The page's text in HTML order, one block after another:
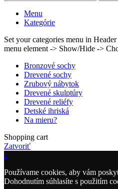
Menu
Kategórie
Set your categories menu in
menu element -> Show/Hide ->
Bronzové sochy
Drevené sochy
Zrubový nábytok
Drevené skulptúry
Drevené reliéfy
Detské ihriská
Na mieru?
Shopping cart
Zatvoriť
x
Používame cookies, aby vám
Dohodnutím súhlasíte s použitím